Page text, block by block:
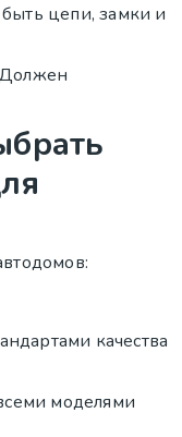
цепи, замки и
качества
моделями